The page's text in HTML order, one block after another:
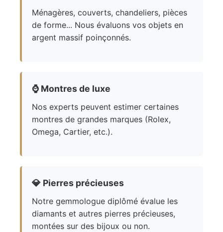
Ménagères, couverts, chandeliers, pièces
de forme... Nous évaluons vos objets en
argent massif poinçonnés.
⌚ Montres de luxe
Nos experts peuvent estimer certaines
montres de grandes marques (Rolex,
Omega, Cartier, etc.).
💎 Pierres précieuses
Notre gemmologue diplômé évalue les
diamants et autres pierres précieuses,
montées sur des bijoux ou non.